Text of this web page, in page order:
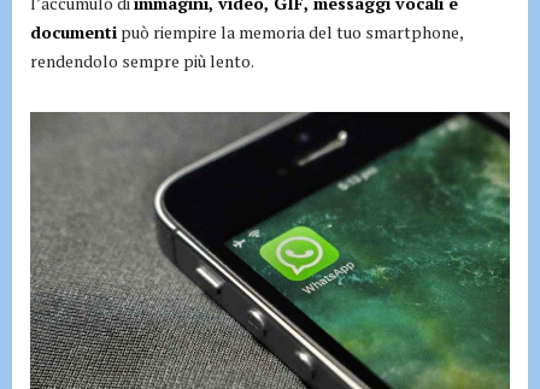
documenti può riempire la memoria del tuo smartphone,
rendendolo sempre più lento.